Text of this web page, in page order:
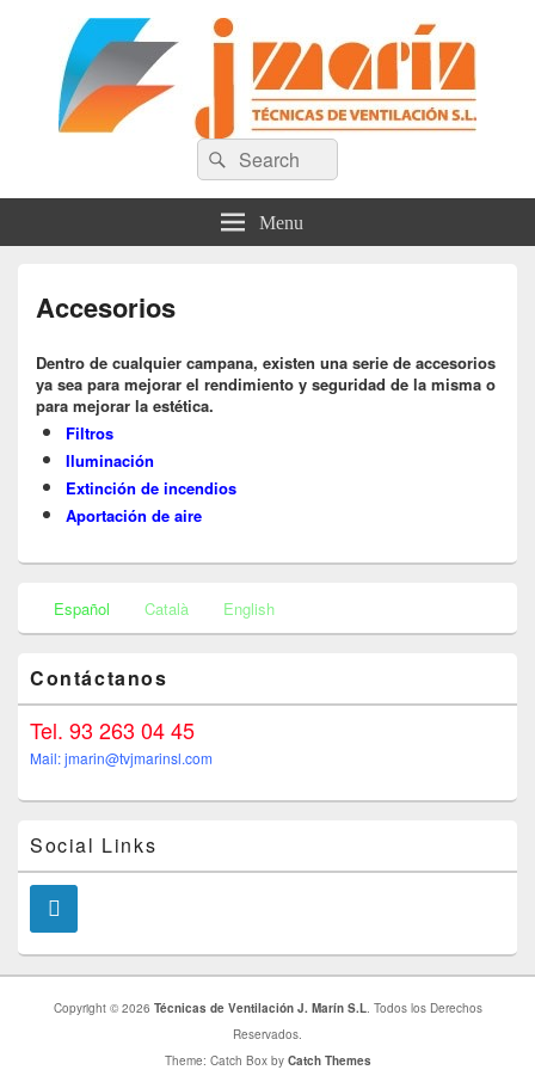
Técnicas de Ventilación J. Marín
S.L
Search
for:
Search
Menu
Accesorios
Dentro de cualquier campana, existen una serie de accesorios
ya sea para mejorar el rendimiento y seguridad de la misma o
para mejorar la estética.
Filtros
Iluminación
Extinción de incendios
Aportación de aire
Sidebar
Widget
Español Català English
Contáctanos
Tel. 93 263 04 45
Mail: jmarin@tvjmarinsl.com
Social Links
Copyright © 2026 Técnicas de Ventilación J. Marín S.L. Todos los Derechos
Reservados.
Theme: Catch Box by Catch Themes